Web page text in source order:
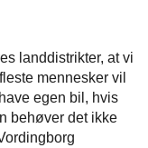
landdistrikter, at vi
mennesker vil
egen bil, hvis
behøver det ikke